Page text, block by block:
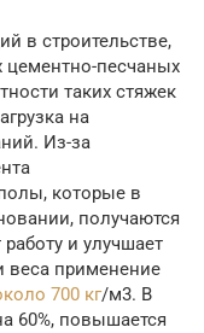
в строительстве,
песчаных
таких стяжек
на
Из-за
которые в
получаются
и улучшает
веса применение
700 кг/м3. В
60%, повышается